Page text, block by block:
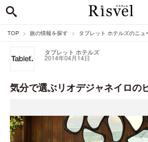
TOP 旅の情報を探す タブレット ホテルズのニュ
タブレット ホテルズ
2014年04月14日
気分で選ぶリオデジャネイロの